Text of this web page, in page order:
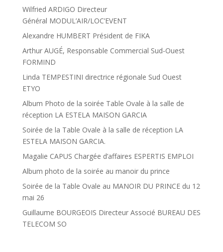
Wilfried ARDIGO Directeur
Général MODUL’AIR/LOC’EVENT
Alexandre HUMBERT Président de FIKA
Arthur AUGÉ, Responsable Commercial Sud-Ouest
FORMIND
Linda TEMPESTINI directrice régionale Sud Ouest
ETYO
Album Photo de la soirée Table Ovale à la salle de
réception LA ESTELA MAISON GARCIA
Soirée de la Table Ovale à la salle de réception LA
ESTELA MAISON GARCIA.
Magalie CAPUS Chargée d’affaires ESPERTIS EMPLOI
Album photo de la soirée au manoir du prince
Soirée de la Table Ovale au MANOIR DU PRINCE du 12
mai 26
Guillaume BOURGEOIS Directeur Associé BUREAU DES
TELECOM SO